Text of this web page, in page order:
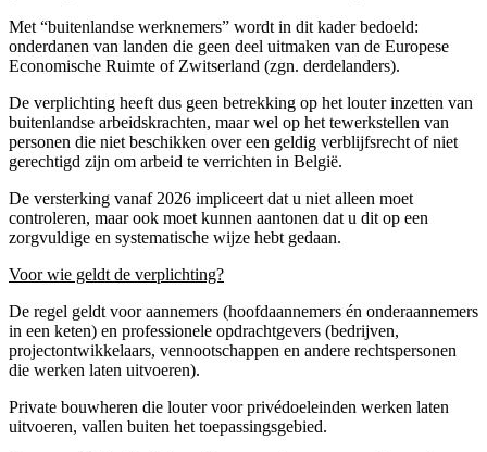
Met “buitenlandse werknemers” wordt in dit kader bedoeld:
onderdanen van landen die geen deel uitmaken van de Europese
Economische Ruimte of Zwitserland (zgn. derdelanders).
De verplichting heeft dus geen betrekking op het louter inzetten van
buitenlandse arbeidskrachten, maar wel op het tewerkstellen van
personen die niet beschikken over een geldig verblijfsrecht of niet
gerechtigd zijn om arbeid te verrichten in België.
De versterking vanaf 2026 impliceert dat u niet alleen moet
controleren, maar ook moet kunnen aantonen dat u dit op een
zorgvuldige en systematische wijze hebt gedaan.
Voor wie geldt de verplichting?
De regel geldt voor aannemers (hoofdaannemers én onderaannemers
in een keten) en professionele opdrachtgevers (bedrijven,
projectontwikkelaars, vennootschappen en andere rechtspersonen
die werken laten uitvoeren).
Private bouwheren die louter voor privédoeleinden werken laten
uitvoeren, vallen buiten het toepassingsgebied.